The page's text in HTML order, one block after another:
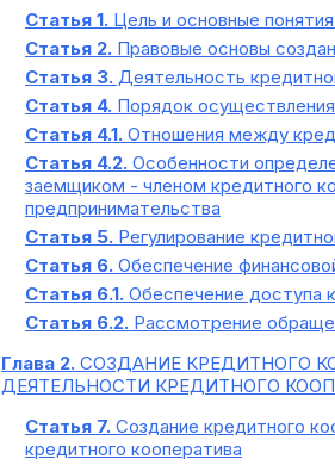
Статья 1. Цель и основные
Статья 2. Правовые основы
Статья 3. Деятельность
Статья 4. Порядок
Статья 4.1. Отношения между
Статья 4.2. Особенности
заемщиком - членом кредитного
предпринимательства
Статья 5. Регулирование
Статья 6. Обеспечение
Статья 6.1. Обеспечение доступа
Статья 6.2. Рассмотрение
Глава 2. СОЗДАНИЕ КРЕДИТНОГО
ДЕЯТЕЛЬНОСТИ КРЕДИТНОГО
Статья 7. Создание кредитного
кредитного кооператива